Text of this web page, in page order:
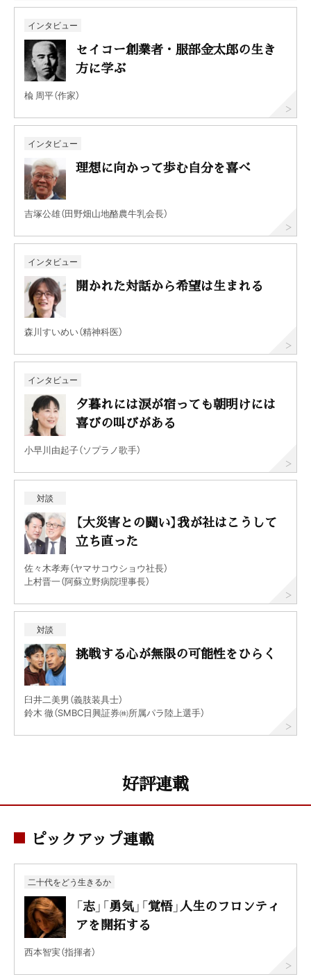
インタビュー
セイコー創業者・服部金太郎の生き
方に学ぶ
楡 周平（作家）
インタビュー
理想に向かって歩む自分を喜べ
吉塚公雄（田野畑山地酪農牛乳会長）
インタビュー
開かれた対話から希望は生まれる
森川すいめい（精神科医）
インタビュー
夕暮れには涙が宿っても朝明けには
喜びの叫びがある
小早川由起子（ソプラノ歌手）
対談
【大災害との闘い】我が社はこうして
立ち直った
佐々木孝寿（ヤマサコウショウ社長）
上村晋一（阿蘇立野病院理事長）
対談
挑戦する心が無限の可能性をひらく
臼井二美男（義肢装具士）
鈴木 徹（SMBC日興証券㈱所属パラ陸上選手）
好評連載
ピックアップ連載
二十代をどう生きるか
「志」「勇気」「覚悟」人生のフロンティ
アを開拓する
西本智実（指揮者）